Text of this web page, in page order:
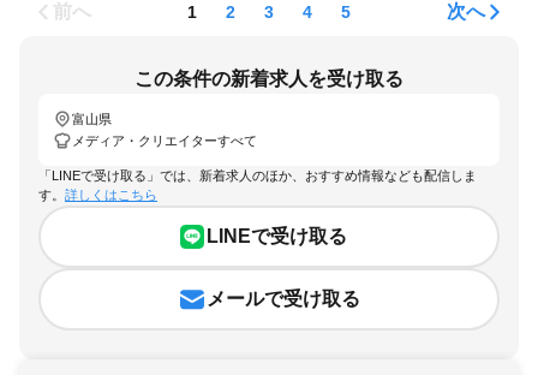
前へ 1 2 3 4 5 次へ
この条件の新着求人を受け取る
富山県
メディア・クリエイターすべて
「LINEで受け取る」では、新着求人のほか、おすすめ情報なども配信しま
す。 詳しくはこちら
LINEで受け取る
メールで受け取る